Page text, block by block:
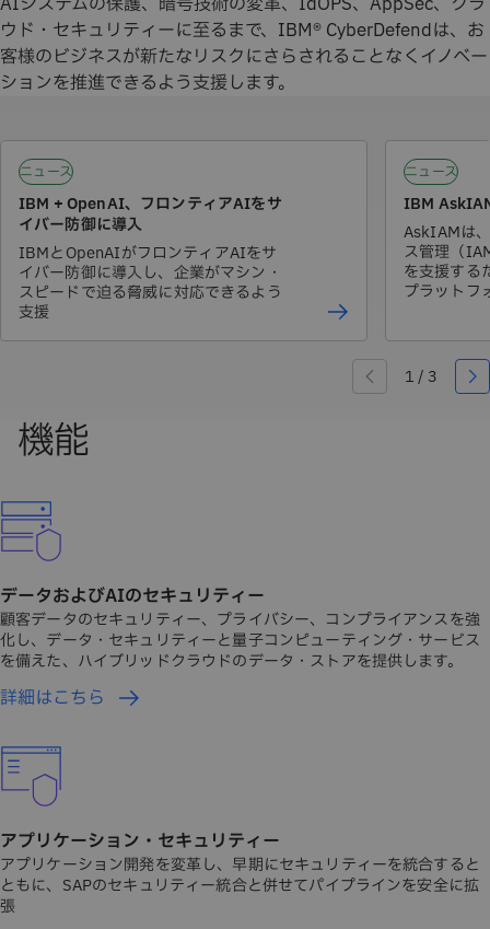
ウド・セキュリティーに至るまで、IBM® CyberDefendは、お
客様のビジネスが新たなリスクにさらされることなくイノベー
ションを推進できるよう支援します。
ニュース
IBM + OpenAI、フロンティアAIをサ
イバー防御に導入
IBMとOpenAIがフロンティアAIをサ
イバー防御に導入し、企業がマシン・
スピードで迫る脅威に対応できるよう
支援
ニュース
IBM
AskIAMは
ス管理（
を支援する
プラットフ
データおよびAIのセキュリティー
顧客データのセキュリティー、プライバシー、コンプライアンスを強
化し、データ・セキュリティーと量子コンピューティング・サービス
を備えた、ハイブリッドクラウドのデータ・ストアを提供します。
詳細はこちら
アプリケーション・セキュリティー
アプリケーション開発を変革し、早期にセキュリティーを統合すると
ともに、SAPのセキュリティー統合と併せてパイプラインを安全に拡
張